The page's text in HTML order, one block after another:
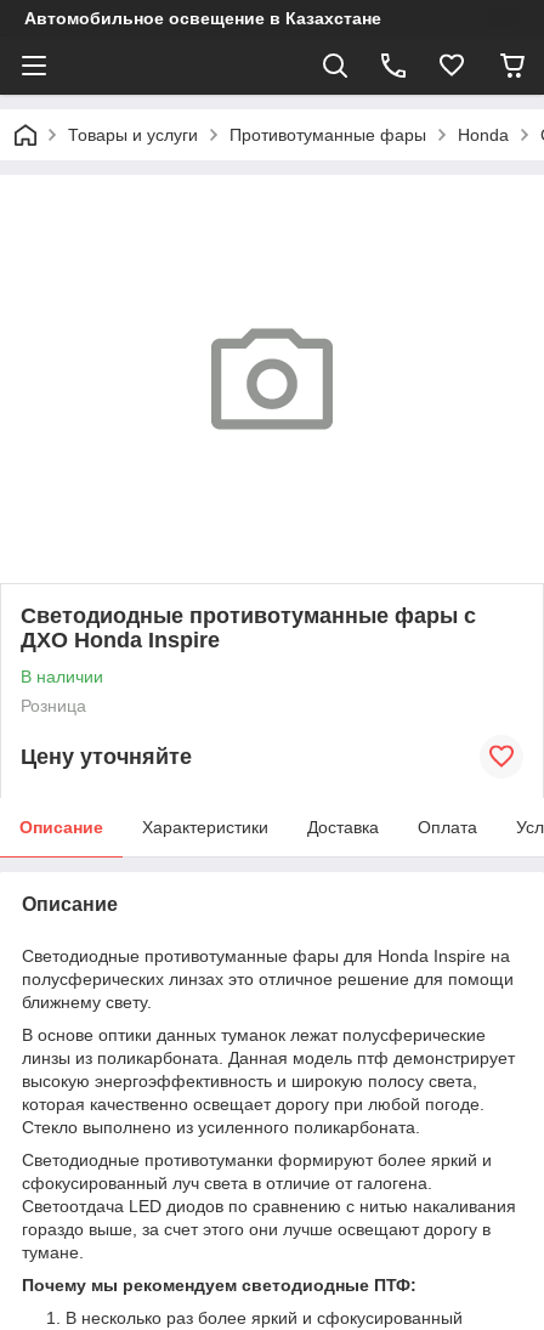
Автомобильное освещение в Казахстане
Товары и услуги Противотуманные фары Honda
Светодиодные противотуманные фары с
ДХО Honda Inspire
В наличии
Розница
Цену уточняйте
Описание Характеристики Доставка Оплата
Описание
Светодиодные противотуманные фары для Honda Inspire на
полусферических линзах это отличное решение для помощи
ближнему свету.
В основе оптики данных туманок лежат полусферические
линзы из поликарбоната. Данная модель птф демонстрирует
высокую энергоэффективность и широкую полосу света,
которая качественно освещает дорогу при любой погоде.
Стекло выполнено из усиленного поликарбоната.
Светодиодные противотуманки формируют более яркий и
сфокусированный луч света в отличие от галогена.
Светоотдача LED диодов по сравнению с нитью накаливания
гораздо выше, за счет этого они лучше освещают дорогу в
тумане.
Почему мы рекомендуем светодиодные ПТФ:
В несколько раз более яркий и сфокусированный